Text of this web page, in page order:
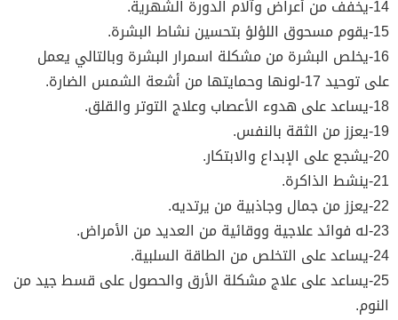
14-يخفف من أعراض وآلام الدورة الشهرية.
15-يقوم مسحوق اللؤلؤ بتحسين نشاط البشرة.
16-يخلص البشرة من مشكلة اسمرار البشرة وبالتالي يعمل
على توحيد 17-لونها وحمايتها من أشعة الشمس الضارة.
18-يساعد على هدوء الأعصاب وعلاج التوتر والقلق.
19-يعزز من الثقة بالنفس.
20-يشجع على الإبداع والابتكار.
21-ينشط الذاكرة.
22-يعزز من جمال وجاذبية من يرتديه.
23-له فوائد علاجية ووقائية من العديد من الأمراض.
24-يساعد على التخلص من الطاقة السلبية.
25-يساعد على علاج مشكلة الأرق والحصول على قسط جيد من
النوم.